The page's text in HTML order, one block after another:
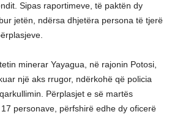
Sipas raportimeve, të paktën dy
jetën, ndërsa dhjetëra persona të tjerë
minerar Yayagua, në rajonin Potosi,
një aks rrugor, ndërkohë që policia
Përplasjet e së martës
personave, përfshirë edhe dy oficerë